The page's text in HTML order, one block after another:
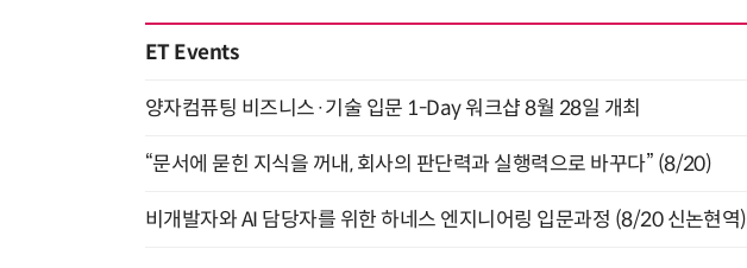
ET Events
양자컴퓨팅 비즈니스·기술 입문 1-Day 워크샵 8월 28일 개최
“문서에 묻힌 지식을 꺼내, 회사의 판단력과 실행력으로 바꾸다” (8/20)
비개발자와 AI 담당자를 위한 하네스 엔지니어링 입문과정 (8/20 신논현역)